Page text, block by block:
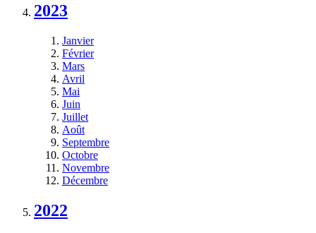
2023
Janvier
Février
Mars
Avril
Mai
Juin
Juillet
Août
Septembre
Octobre
Novembre
Décembre
2022